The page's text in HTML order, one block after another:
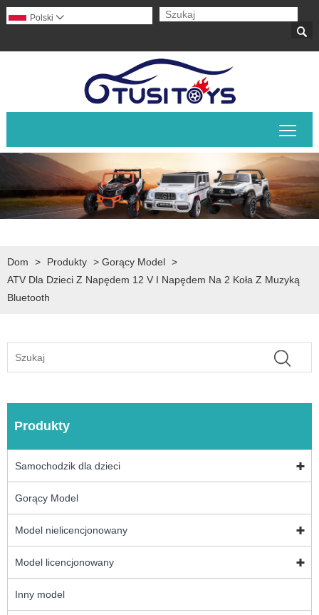

Polski 
Dom > Produkty > Gorący Model >
ATV Dla Dzieci Z Napędem 12 V I Napędem Na 2 Koła Z Muzyką
Bluetooth
Produkty
Samochodzik dla dzieci
Gorący Model
Model nielicencjonowany
Model licencjonowany
Inny model